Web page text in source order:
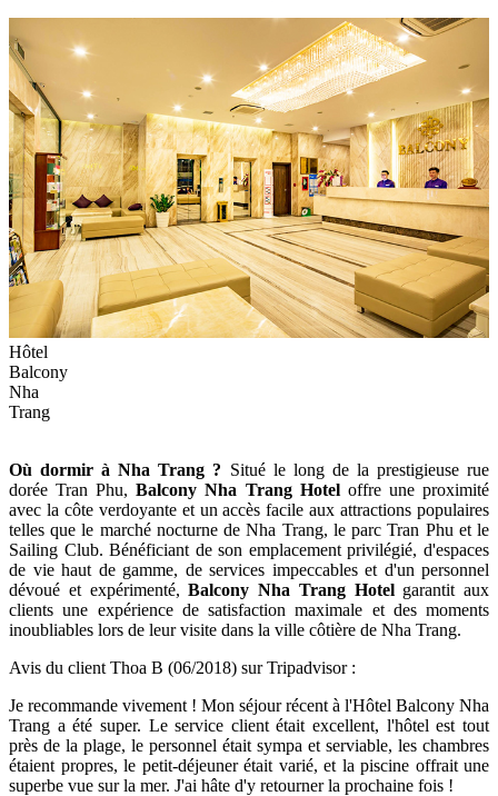
Hôtel
Balcony
Nha
Trang
Où dormir à Nha Trang ? Situé le long de la prestigieuse rue
dorée Tran Phu,Balcony Nha Trang Hoteloffre une proximité
avec la côte verdoyante et un accès facile aux attractions populaires
telles que le marché nocturne de Nha Trang, le parc Tran Phu et le
Sailing Club. Bénéficiant de son emplacement privilégié, d'espaces
de vie haut de gamme, de services impeccables et d'un personnel
dévoué et expérimenté,Balcony Nha Trang Hotelgarantit aux
clients une expérience de satisfaction maximale et des moments
inoubliables lors de leur visite dans la ville côtière de Nha Trang.
Avis du client Thoa B (06/2018) sur Tripadvisor :
Je recommande vivement ! Mon séjour récent à l'Hôtel Balcony Nha
Trang a été super. Le service client était excellent, l'hôtel est tout
près de la plage, le personnel était sympa et serviable, les chambres
étaient propres, le petit-déjeuner était varié, et la piscine offrait une
superbe vue sur la mer. J'ai hâte d'y retourner la prochaine fois !